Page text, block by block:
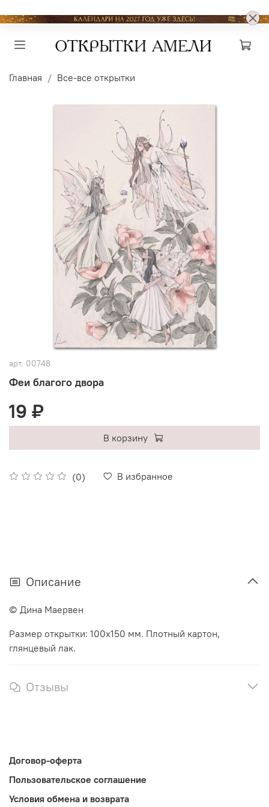
Главная Все-все открытки
арт. 00748
Феи благого двора
(0) В избранное
19 ₽
В корзину
Описание
© Дина Маервен
Размер открытки: 100х150 мм. Плотный картон,
глянцевый лак.
Отзывы
Договор-оферта
Пользовательское соглашение
Условия обмена и возврата